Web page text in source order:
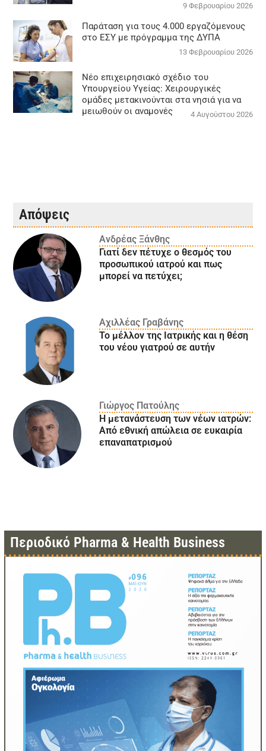
9 Φεβρουαρίου 2026
Παράταση για τους 4.000 εργαζόμενους
στο ΕΣΥ με πρόγραμμα της ΔΥΠΑ
13 Φεβρουαρίου 2026
Νέο επιχειρησιακό σχέδιο του
Υπουργείου Υγείας: Χειρουργικές
ομάδες μετακινούνται στα νησιά για να
μειωθούν οι αναμονές
4 Αυγούστου 2026
Απόψεις
Ανδρέας Ξάνθης
Γιατί δεν πέτυχε ο θεσμός του
προσωπικού ιατρού και πως
μπορεί να πετύχει;
Αχιλλέας Γραβάνης
Το μέλλον της Ιατρικής και η θέση
του νέου γιατρού σε αυτήν
Γιώργος Πατούλης
Η μετανάστευση των νέων ιατρών:
Aπό εθνική απώλεια σε ευκαιρία
επαναπατρισμού
Περιοδικό Pharma & Health Business